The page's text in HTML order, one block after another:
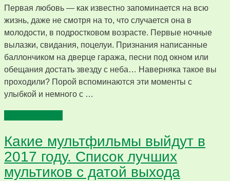
Первая любовь — как известно запоминается на всю
жизнь, даже не смотря на то, что случается она в
молодости, в подростковом возрасте. Первые ночные
вылазки, свидания, поцелуи. Признания написанные
баллончиком на дверце гаража, песни под окном или
обещания достать звезду с неба… Наверняка такое вы
проходили? Порой вспоминаются эти моменты с
улыбкой и немного с …
Какие мультфильмы выйдут в
2017 году. Список лучших
мультиков с датой выхода